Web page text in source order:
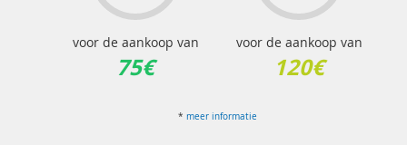
voor de aankoop van
75€
voor de aankoop van
120€
* meer informatie